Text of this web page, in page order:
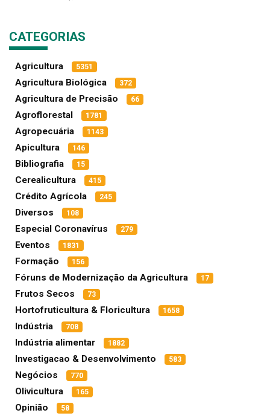
CATEGORIAS
Agricultura 5351
Agricultura Biológica 372
Agricultura de Precisão 66
Agroflorestal 1781
Agropecuária 1143
Apicultura 146
Bibliografia 15
Cerealicultura 415
Crédito Agrícola 245
Diversos 108
Especial Coronavírus 279
Eventos 1831
Formação 156
Fóruns de Modernização da Agricultura 17
Frutos Secos 73
Hortofruticultura & Floricultura 1658
Indústria 708
Indústria alimentar 1882
Investigacao & Desenvolvimento 583
Negócios 770
Olivicultura 165
Opinião 58